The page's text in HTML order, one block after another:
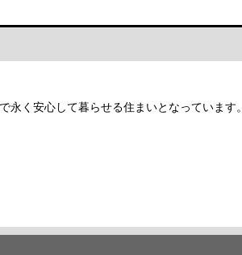
く安心して暮らせる住まいとなっています。